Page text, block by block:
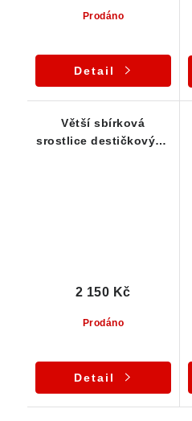
Prodáno
Detail
Větší sbírková
srostlice destičkových
Prodáno
2 150 Kč
Detail